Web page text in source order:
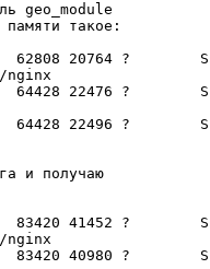
geo_module
памяти такое:
20764 ?
nginx
64428 22476 ?
64428 22496 ?
и получаю
41452 ?
nginx
83420 40980 ?